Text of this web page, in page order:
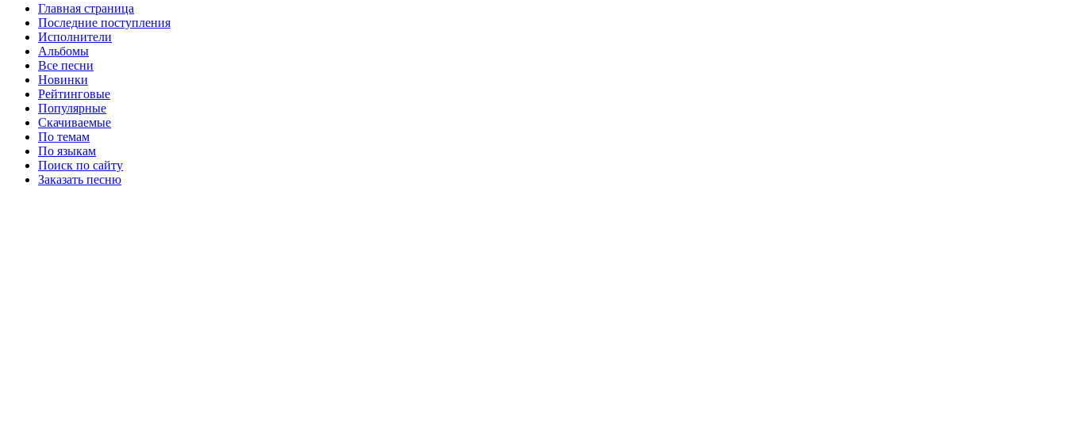
Главная страница
Последние поступления
Исполнители
Альбомы
Все песни
Новинки
Рейтинговые
Популярные
Скачиваемые
По темам
По языкам
Поиск по сайту
Заказать песню